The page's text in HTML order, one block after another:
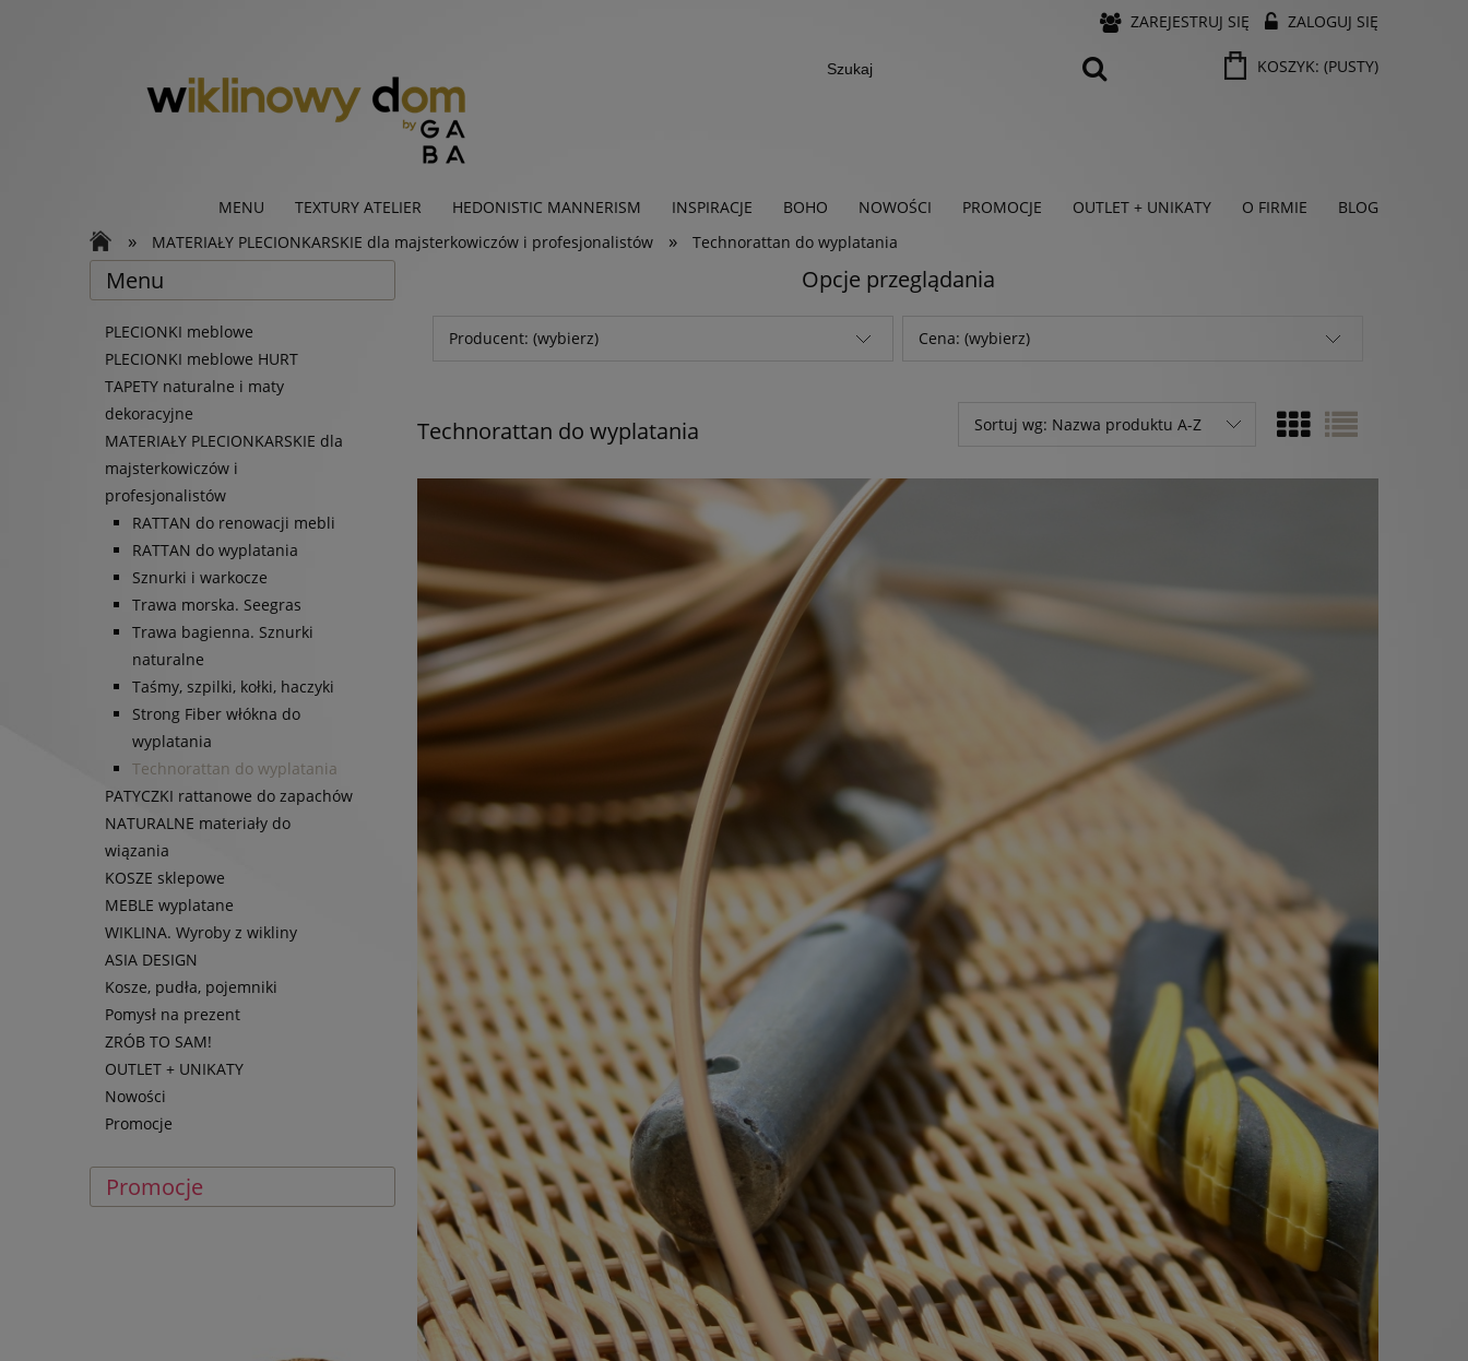
ZAREJESTRUJ SIĘ ZALOGUJ SIĘ
KOSZYK: (PUSTY)
MENU TEXTURY ATELIER HEDONISTIC MANNERISM INSPIRACJE BOHO NOWOŚCI PROMOCJE OUTLET + UNIKATY O FIRMIE BLOG
» MATERIAŁY PLECIONKARSKIE dla majsterkowiczów i profesjonalistów » Technorattan do wyplatania
Menu
PLECIONKI meblowe
PLECIONKI meblowe HURT
TAPETY naturalne i maty
dekoracyjne
MATERIAŁY PLECIONKARSKIE dla
majsterkowiczów i
profesjonalistów
RATTAN do renowacji mebli
RATTAN do wyplatania
Sznurki i warkocze
Trawa morska. Seegras
Trawa bagienna. Sznurki
naturalne
Taśmy, szpilki, kołki, haczyki
Strong Fiber włókna do
wyplatania
Technorattan do wyplatania
PATYCZKI rattanowe do zapachów
NATURALNE materiały do
wiązania
KOSZE sklepowe
MEBLE wyplatane
WIKLINA. Wyroby z wikliny
ASIA DESIGN
Kosze, pudła, pojemniki
Pomysł na prezent
ZRÓB TO SAM!
OUTLET + UNIKATY
Nowości
Promocje
Promocje
Opcje przeglądania
Producent: (wybierz) Cena: (wybierz)
Technorattan do wyplatania Sortuj wg: Nazwa produktu A-Z